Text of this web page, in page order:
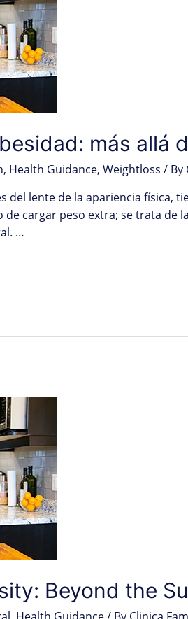
más allá
, Health Guidance, Weightloss / By
del lente de la apariencia física,
cargar peso extra; se trata de
…
Beyond the